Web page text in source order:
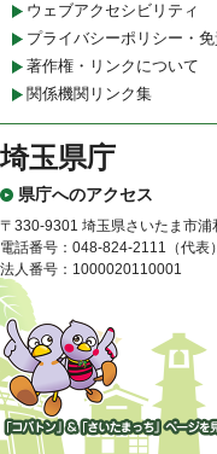
ウェブアクセシビリティ
プライバシーポリシー・
著作権・リンクについて
関係機関リンク集
埼玉県庁
県庁へのアクセス
〒330-9301 埼玉県さいたま市
電話番号：048-824-2111（代表）
法人番号：1000020110001
「コバトン」&「さいたまっ